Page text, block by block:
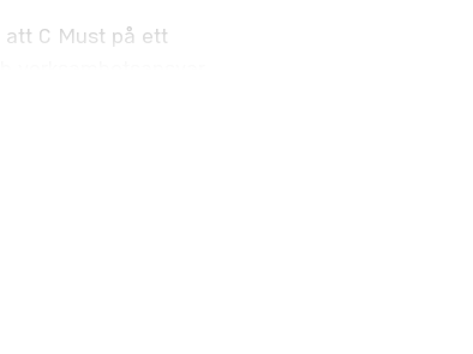
att C Must på ett